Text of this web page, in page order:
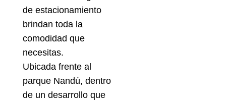
de estacionamiento
brindan toda la
comodidad que
necesitas.
Ubicada frente al
parque Nandú, dentro
de un desarrollo que